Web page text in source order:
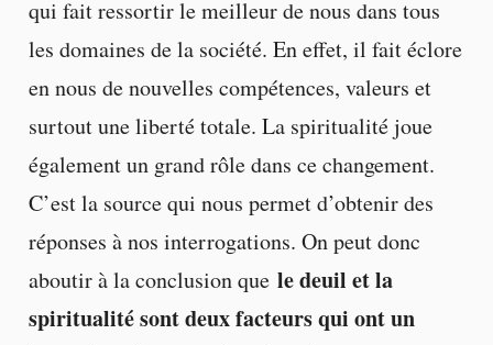
qui fait ressortir le meilleur de nous dans tous
les domaines de la société. En effet, il fait éclore
en nous de nouvelles compétences, valeurs et
surtout une liberté totale. La spiritualité joue
également un grand rôle dans ce changement.
C’est la source qui nous permet d’obtenir des
réponses à nos interrogations. On peut donc
aboutir à la conclusion que le deuil et la
spiritualité sont deux facteurs qui ont un